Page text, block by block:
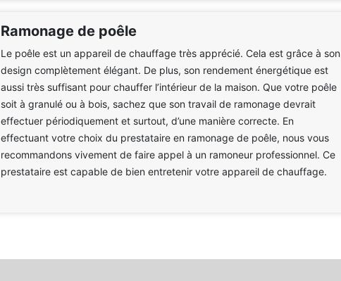
Ramonage de poêle
Le poêle est un appareil de chauffage très apprécié. Cela est grâce à son
design complètement élégant. De plus, son rendement énergétique est
aussi très suffisant pour chauffer l’intérieur de la maison. Que votre poêle
soit à granulé ou à bois, sachez que son travail de ramonage devrait
effectuer périodiquement et surtout, d’une manière correcte. En
effectuant votre choix du prestataire en ramonage de poêle, nous vous
recommandons vivement de faire appel à un ramoneur professionnel. Ce
prestataire est capable de bien entretenir votre appareil de chauffage.